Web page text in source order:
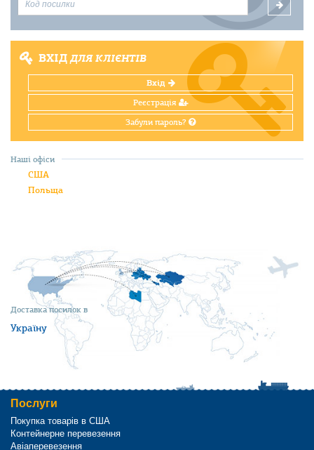
ВХІДДЛЯ КЛІЄНТІВ
Вхід
Реєстрація
Забули пароль?
Доставка посилок в
Україну
Наші офіси
США
Польща
Послуги
Покупка товарів в США
Контейнерне перевезення
Авіаперевезення